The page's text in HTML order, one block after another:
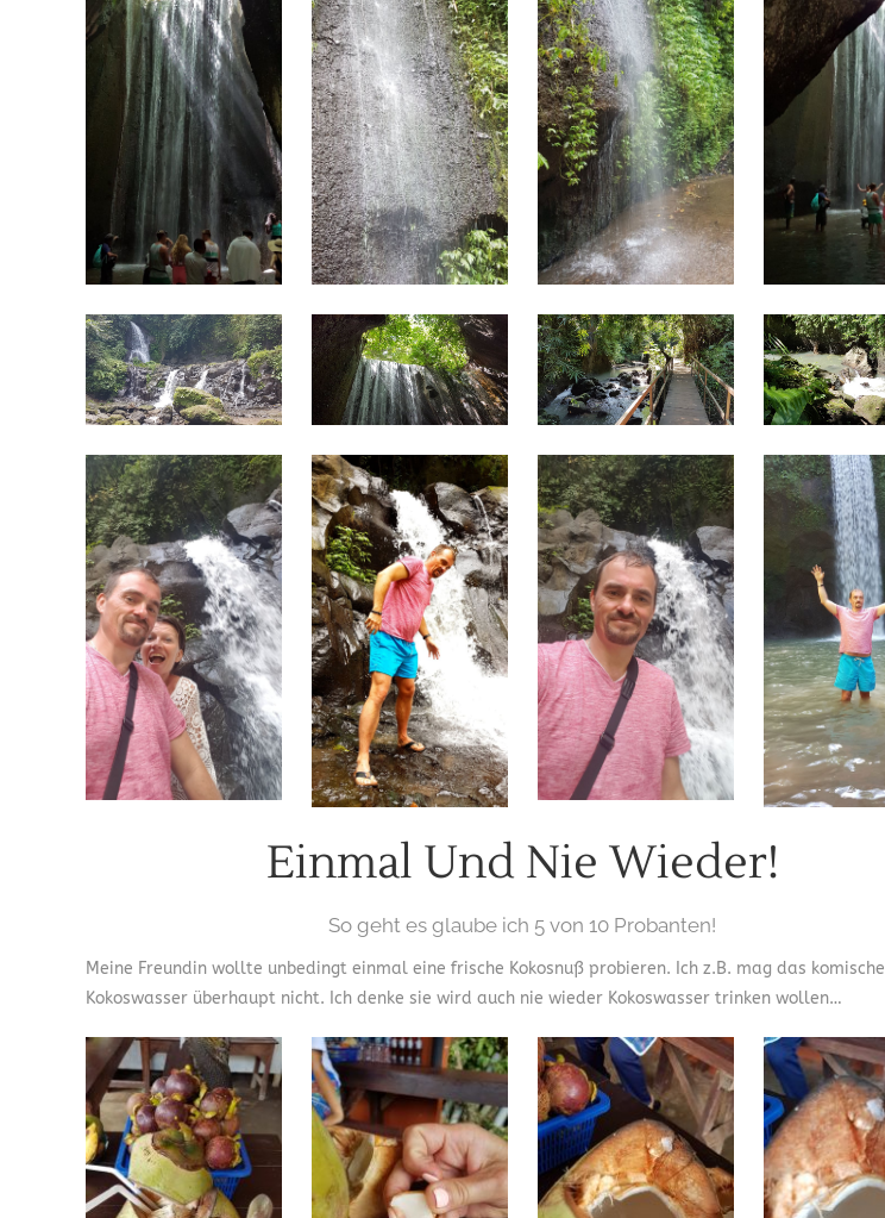
Einmal Und Nie Wieder!
So geht es glaube ich 5 von 10 Probanten!
Meine Freundin wollte unbedingt einmal eine frische Kokosnuß probieren. Ich z.B. mag das komische
Kokoswasser überhaupt nicht. Ich denke sie wird auch nie wieder Kokoswasser trinken wollen…